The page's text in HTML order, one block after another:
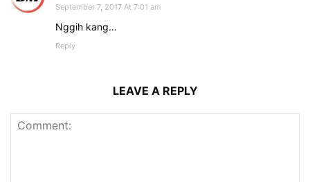
September 7, 2017 At 7:01 am
Nggih kang…
Reply
LEAVE A REPLY